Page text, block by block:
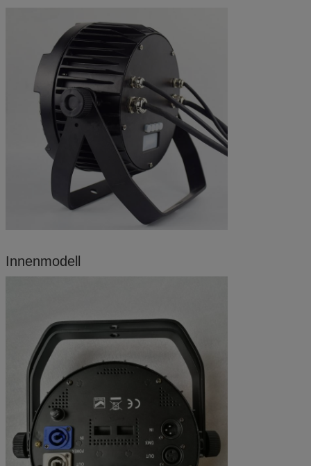
Innenmodell